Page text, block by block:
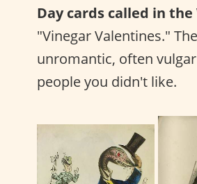
Day cards called in
"Vinegar Valentines."
unromantic, often
people you didn't like.